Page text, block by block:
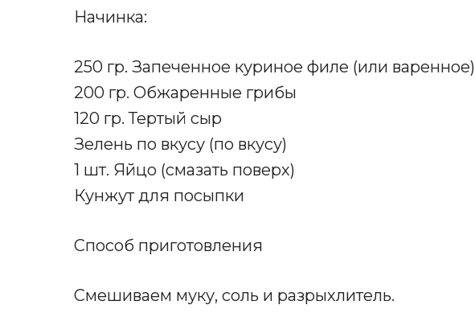
Начинка:
250 гр. Запеченное куриное филе (или варенное)
200 гр. Обжаренные грибы
120 гр. Тертый сыр
Зелень по вкусу (по вкусу)
1 шт. Яйцо (смазать поверх)
Кунжут для посыпки
Способ приготовления
Смешиваем муку, соль и разрыхлитель.